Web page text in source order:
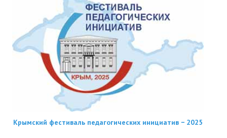
Крымский фестиваль педагогических инициатив − 2025